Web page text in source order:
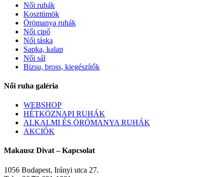
Női ruhák
Kosztümök
Örömanya ruhák
Női cipő
Női táska
Sapka, kalap
Női sál
Bizsu, bross, kiegészítők
Női ruha galéria
WEBSHOP
HÉTKÖZNAPI RUHÁK
ALKALMI ÉS ÖRÖMANYA RUHÁK
AKCIÓK
Makausz Divat – Kapcsolat
1056 Budapest, Irányi utca 27.